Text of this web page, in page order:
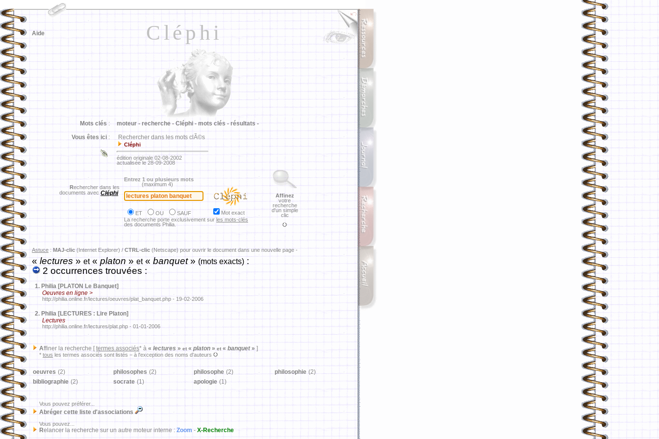
Cléphi
Aide
Mots clés : moteur - recherche - Cléphi - mots clés - résultats -
Vous êtes ici : Rechercher dans les mots clÃ©s
Cléphi
édition originale 02-08-2002
actualisée le 28-09-2008
Rechercher dans les
documents avec Cléphi
Entrez 1 ou plusieurs mots
(maximum 4)
ET OU SAUF
Mot exact
La recherche porte exclusivement sur les mots-clés
des documents Philia.
Affinez
votre
recherche
d'un simple
clic
Astuce : MAJ-clic (Internet Explorer) / CTRL-clic (Netscape) pour ouvrir le document dans une nouvelle page -
«lectures » et« platon » et« banquet» (mots exacts) :
2 occurrences trouvées :
1. Philia [PLATON Le Banquet]
Oeuvres en ligne >
http://philia.online.fr/lectures/oeuvres/plat_banquet.php - 19-02-2006
2. Philia [LECTURES : Lire Platon]
Lectures
http://philia.online.fr/lectures/plat.php - 01-01-2006
Affiner la recherche [ termes associés* à « lectures » et « platon » et « banquet» ]
* tous les termes associés sont listés − à l'exception des noms d'auteurs
oeuvres (2) philosophes (2) philosophe (2) philosophie (2)
bibliographie (2) socrate (1) apologie (1)
Vous pouvez préférer...
Abréger cette liste d'associations
Vous pouvez...
Relancer la recherche sur un autre moteur interne : Zoom - X-Recherche